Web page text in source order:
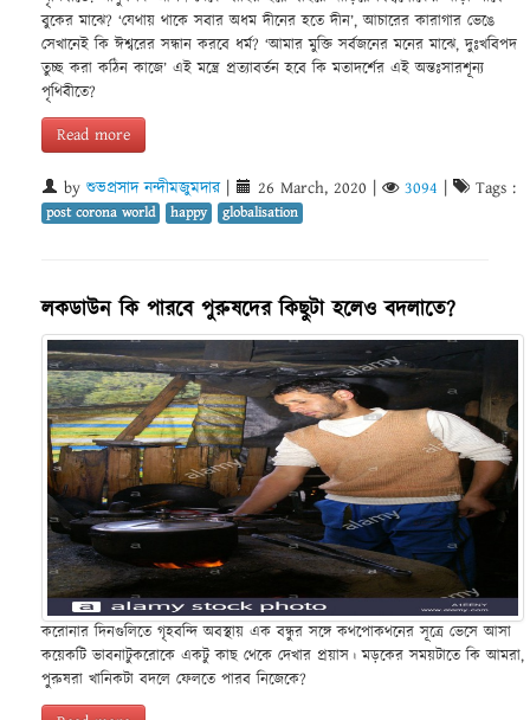
বুকের মাঝে? ‘যেথায় থাকে সবার অধম দীনের হতে দীন’, আচারের কারাগার ভেঙে
সেখানেই কি ঈশ্বরের সন্ধান করবে ধর্ম? ‘আমার মুক্তি সর্বজনের মনের মাঝে, দুঃখবিপদ
তুচ্ছ করা কঠিন কাজে’ এই মন্ত্রে প্রত্যাবর্তন হবে কি মতাদর্শের এই অন্তঃসারশূন্য
পৃথিবীতে?
Read more
by শুভপ্রসাদ নন্দীমজুমদার| 26 March, 2020 3094 Tags :
post corona world happy globalisation
লকডাউন কি পারবে পুরুষদের কিছুটা হলেও বদলাতে?
করোনার দিনগুলিতে গৃহবন্দি অবস্থায় এক বন্ধুর সঙ্গে কথপোকথনের সূত্রে ভেসে আসা
কয়েকটি ভাবনাটুকরোকে একটু কাছ থেকে দেখার প্রয়াস। মড়কের সময়টাতে কি আমরা,
পুরুষরা খানিকটা বদলে ফেলতে পারব নিজেকে?